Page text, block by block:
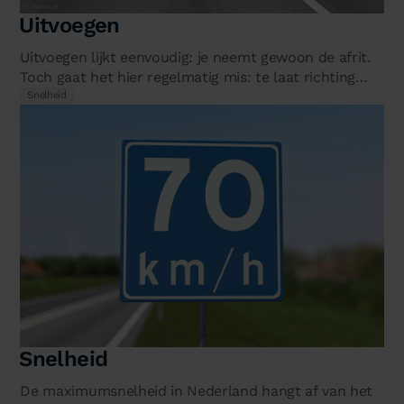
Uitvoegen
Uitvoegen lijkt eenvoudig: je neemt gewoon de afrit.
Toch gaat het hier regelmatig mis: te laat richting
geven, abrupt remmen op…
Snelheid
Snelheid
De maximumsnelheid in Nederland hangt af van het